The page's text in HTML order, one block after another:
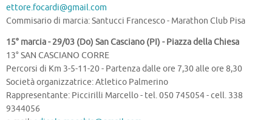
ettore.focardi@gmail.com
Commisario di marcia: Santucci Francesco - Marathon Club Pisa
15° marcia - 29/03 (Do) San Casciano (PI) - Piazza della Chiesa
13° SAN CASCIANO CORRE
Percorsi di Km 3-5-11-20 - Partenza dalle ore 7,30 alle ore 8,30
Società organizzatrice: Atletico Palmerino
Rappresentante: Piccirilli Marcello - tel. 050 745054 - cell. 338
9344056